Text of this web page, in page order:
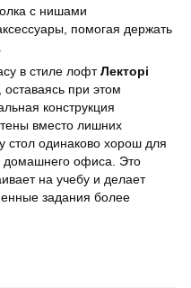
с нишами
помогая держать
в стиле лофтЛекторі
при этом
конструкция
вместо лишних
стол одинаково хорош для
домашнего офиса. Это
на учебу и делает
задания более